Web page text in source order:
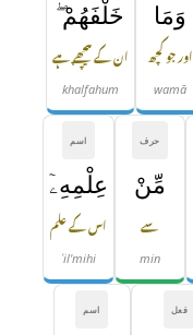
وَمَا
اور جو کچھ
wamā
خَلْفَهُمْ ۖ
ان کے پیچھے ہے
khalfahum
حرف
مِّنْ
سے
min
اسم
عِلْمِهِۦٓ
اس کے علم
ʿil'mihi
فعل اسم